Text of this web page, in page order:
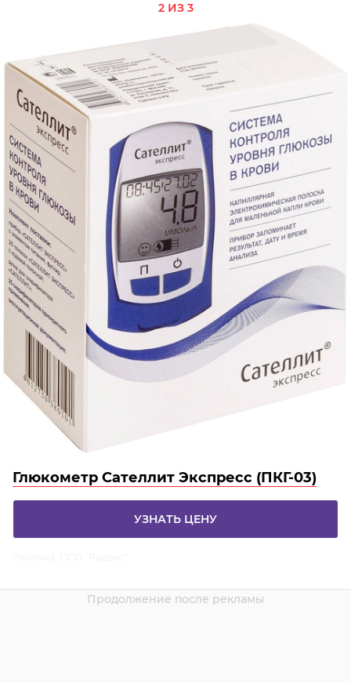
2 ИЗ 3
Глюкометр Сателлит Экспресс (ПКГ-03)
УЗНАТЬ ЦЕНУ